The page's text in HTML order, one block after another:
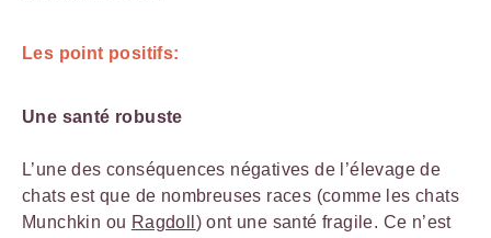
Les point positifs:
Une santé robuste
L’une des conséquences négatives de l’élevage de
chats est que de nombreuses races (comme les chats
Munchkin ou Ragdoll ) ont une santé fragile. Ce n’est